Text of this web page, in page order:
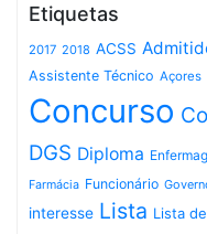
Etiquetas
2017 2018 ACSS
Assistente Técnico Açores
Concurso
DGS Diploma
Farmácia Funcionário
interesse Lista Lista